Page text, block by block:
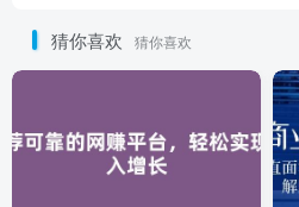
猜你喜欢 猜你喜欢